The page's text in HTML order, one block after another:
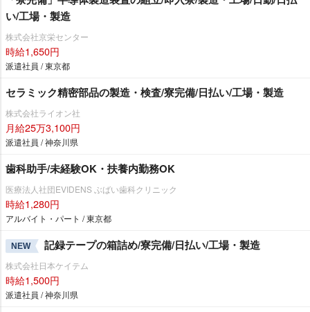
い/工場・製造
株式会社京栄センター
時給1,650円
派遣社員 / 東京都
セラミック精密部品の製造・検査/寮完備/日払い/工場・製造
株式会社ライオン社
月給25万3,100円
派遣社員 / 神奈川県
歯科助手/未経験OK・扶養内勤務OK
医療法人社団EVIDENS ぶばい歯科クリニック
時給1,280円
アルバイト・パート / 東京都
NEW 記録テープの箱詰め/寮完備/日払い/工場・製造
株式会社日本ケイテム
時給1,500円
派遣社員 / 神奈川県